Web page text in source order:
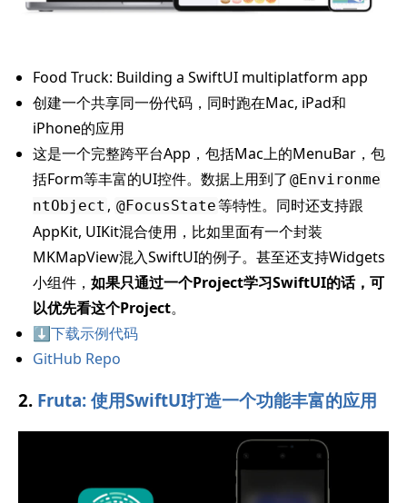
Food Truck: Building a SwiftUI multiplatform app
创建一个共享同一份代码，同时跑在Mac, iPad和
iPhone的应用
这是一个完整跨平台App，包括Mac上的MenuBar，包
括Form等丰富的UI控件。数据上用到了 @Environme
ntObject , @FocusState等特性。同时还支持跟
AppKit, UIKit混合使用，比如里面有一个封装
MKMapView混入SwiftUI的例子。甚至还支持Widgets
小组件， 如果只通过一个Project学习SwiftUI的话，可
以优先看这个Project。
⬇️下载示例代码
GitHub Repo
2. Fruta: 使用SwiftUI打造一个功能丰富的应用